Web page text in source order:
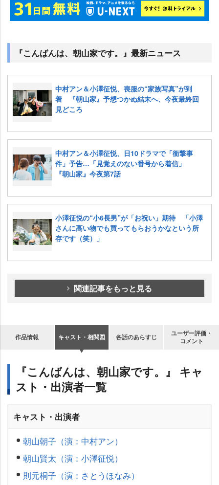
『こんばんは、朝山家です。』最新ニュース
中村アン＆小澤征悦、喪服の“家族写真”が到
着 『朝山家』予想つかぬ結末へ、今夜最終回
見どころ
中村アン＆小澤征悦、日10ドラマで「衝撃事
件」予告…「見覚えのない番号から着信」
『朝山家』今夜第7話
小澤征悦の“小6長男”が「お祝い」期待 「小澤
さんに高い物でも買ってもらおうかなという所
存です（笑）」
関連記事をもっと見る
作品情報 キャスト・相関図 各話のあらすじ
ユーザー評価・
コメント
『こんばんは、朝山家です。』 キャ
スト・出演者一覧
キャスト・出演者
朝山朝子（演：中村アン）
朝山賢太（演：小澤征悦）
則元桐子（演：さとうほなみ）